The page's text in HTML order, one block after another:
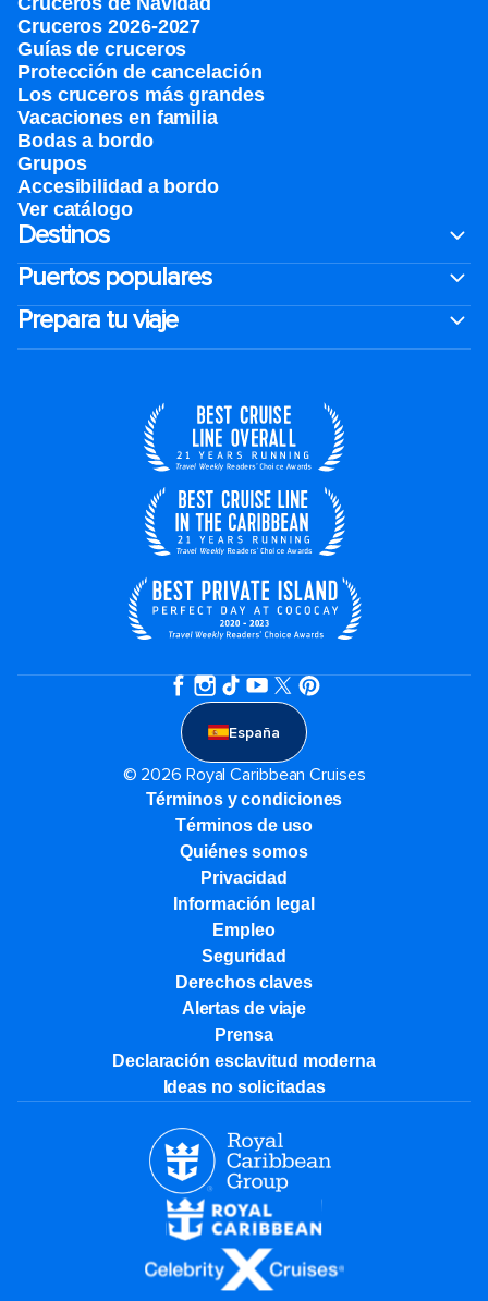
Cruceros 2026-2027
Guías de cruceros
Protección de cancelación
Los cruceros más grandes
Vacaciones en familia
Bodas a bordo
Grupos
Accesibilidad a bordo
Ver catálogo
Destinos
Puertos populares
Prepara tu viaje
España
© 2026 Royal Caribbean Cruises
Términos y condiciones
Términos de uso
Quiénes somos
Privacidad
Información legal
Empleo
Seguridad
Derechos claves
Alertas de viaje
Prensa
Declaración esclavitud moderna
Ideas no solicitadas